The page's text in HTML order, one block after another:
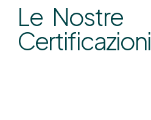
Le Nostre
Certificazioni